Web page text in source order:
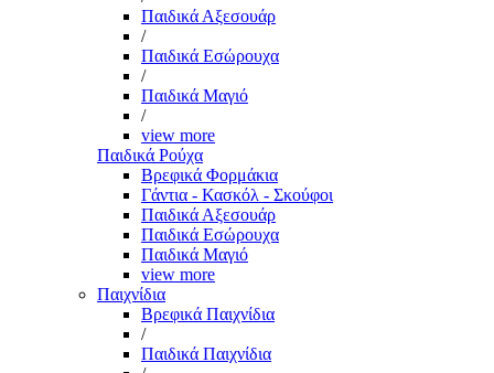
Παιδικά Αξεσουάρ
/
Παιδικά Εσώρουχα
/
Παιδικά Μαγιό
/
view more
Παιδικά Ρούχα
Βρεφικά Φορμάκια
Γάντια - Κασκόλ - Σκούφοι
Παιδικά Αξεσουάρ
Παιδικά Εσώρουχα
Παιδικά Μαγιό
view more
Παιχνίδια
Βρεφικά Παιχνίδια
/
Παιδικά Παιχνίδια